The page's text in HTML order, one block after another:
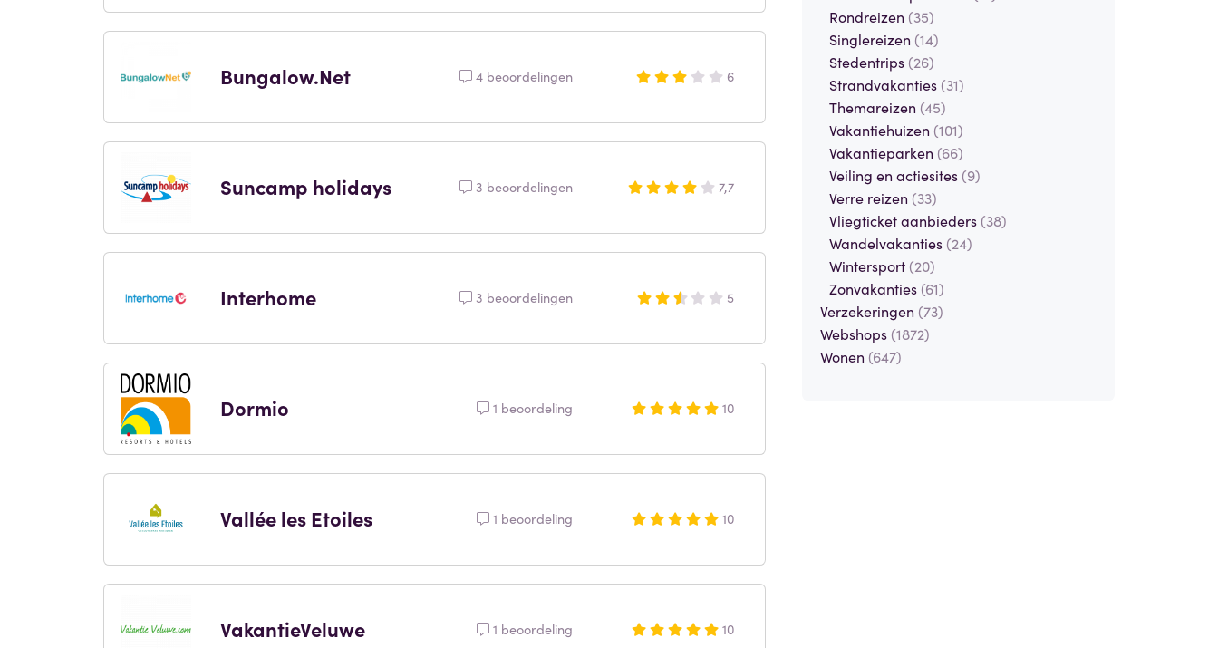
Bungalow.Net 4 beoordelingen 6
Suncamp holidays 3 beoordelingen 7,7
Interhome 3 beoordelingen 5
Dormio 1 beoordeling 10
Vallée les Etoiles 1 beoordeling 10
VakantieVeluwe 1 beoordeling 10
Rondreizen (35)
Singlereizen (14)
Stedentrips (26)
Strandvakanties (31)
Themareizen (45)
Vakantiehuizen (101)
Vakantieparken (66)
Veiling en actiesites (9)
Verre reizen (33)
Vliegticket aanbieders (38)
Wandelvakanties (24)
Wintersport (20)
Zonvakanties (61)
Verzekeringen (73)
Webshops (1872)
Wonen (647)